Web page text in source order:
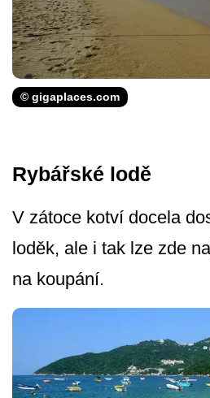
© gigaplaces.com
Rybářské lodě
V zátoce kotví docela
loděk, ale i tak lze zde
na koupání.